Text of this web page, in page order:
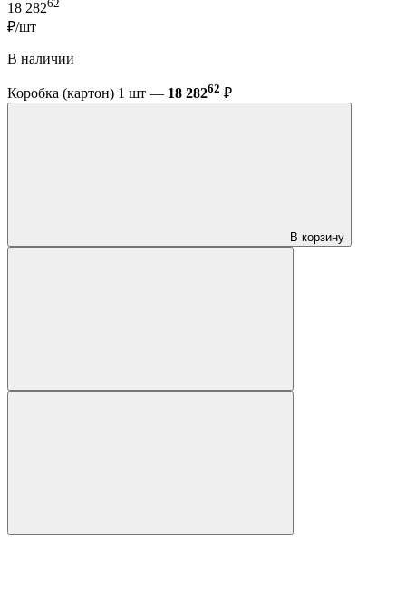
18 28262
₽/шт
В наличии
Коробка (картон) 1 шт — 18 28262 ₽
В корзину